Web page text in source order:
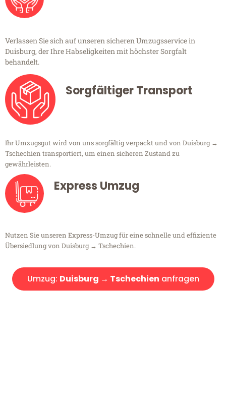
Verlassen Sie sich auf unseren sicheren Umzugsservice in
Duisburg, der Ihre Habseligkeiten mit höchster Sorgfalt
behandelt.
Sorgfältiger Transport
Ihr Umzugsgut wird von uns sorgfältig verpackt und von Duisburg →
Tschechien transportiert, um einen sicheren Zustand zu
gewährleisten.
Express Umzug
Nutzen Sie unseren Express-Umzug für eine schnelle und effiziente
Übersiedlung von Duisburg → Tschechien.
Umzug: Duisburg → Tschechien anfragen